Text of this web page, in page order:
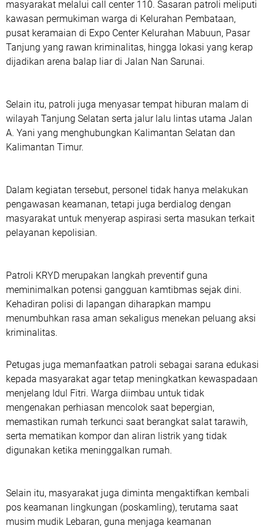
masyarakat melalui call center 110. Sasaran patroli meliputi
kawasan permukiman warga di Kelurahan Pembataan,
pusat keramaian di Expo Center Kelurahan Mabuun, Pasar
Tanjung yang rawan kriminalitas, hingga lokasi yang kerap
dijadikan arena balap liar di Jalan Nan Sarunai.
Selain itu, patroli juga menyasar tempat hiburan malam di
wilayah Tanjung Selatan serta jalur lalu lintas utama Jalan
A. Yani yang menghubungkan Kalimantan Selatan dan
Kalimantan Timur.
Dalam kegiatan tersebut, personel tidak hanya melakukan
pengawasan keamanan, tetapi juga berdialog dengan
masyarakat untuk menyerap aspirasi serta masukan terkait
pelayanan kepolisian.
Patroli KRYD merupakan langkah preventif guna
meminimalkan potensi gangguan kamtibmas sejak dini.
Kehadiran polisi di lapangan diharapkan mampu
menumbuhkan rasa aman sekaligus menekan peluang aksi
kriminalitas.
Petugas juga memanfaatkan patroli sebagai sarana edukasi
kepada masyarakat agar tetap meningkatkan kewaspadaan
menjelang Idul Fitri. Warga diimbau untuk tidak
mengenakan perhiasan mencolok saat bepergian,
memastikan rumah terkunci saat berangkat salat tarawih,
serta mematikan kompor dan aliran listrik yang tidak
digunakan ketika meninggalkan rumah.
Selain itu, masyarakat juga diminta mengaktifkan kembali
pos keamanan lingkungan (poskamling), terutama saat
musim mudik Lebaran, guna menjaga keamanan